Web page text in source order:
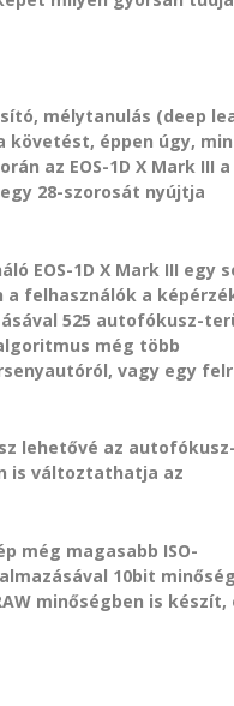
mélytanulás (deep
éppen úgy,
az EOS-1D X Mark III a
28-szorosát nyújtja
EOS-1D X Mark III egy
felhasználók a
525 autofókusz-
még több
vagy egy
lehetővé az
is változtathatja az
még magasabb ISO-
10bit
minőségben is készít,